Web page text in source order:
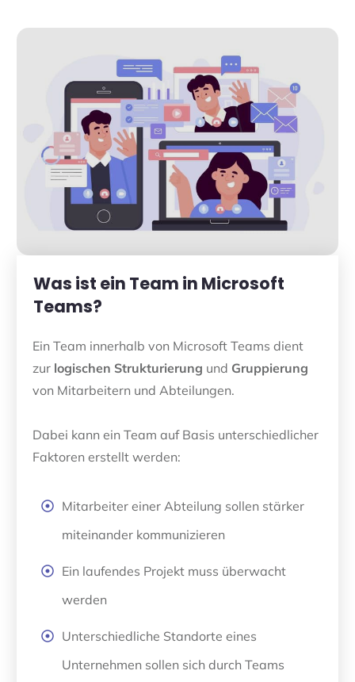
Was ist ein Team in Microsoft
Teams?
Ein Team innerhalb von Microsoft Teams dient
zur logischen Strukturierung und Gruppierung
von Mitarbeitern und Abteilungen.
Dabei kann ein Team auf Basis unterschiedlicher
Faktoren erstellt werden:
Mitarbeiter einer Abteilung sollen stärker
miteinander kommunizieren
Ein laufendes Projekt muss überwacht
werden
Unterschiedliche Standorte eines
Unternehmen sollen sich durch Teams